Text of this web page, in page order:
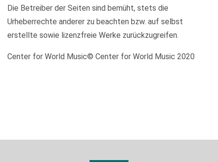
Die Betreiber der Seiten sind bemüht, stets die
Urheberrechte anderer zu beachten bzw. auf selbst
erstellte sowie lizenzfreie Werke zurückzugreifen.
Center for World Music© Center for World Music 2020